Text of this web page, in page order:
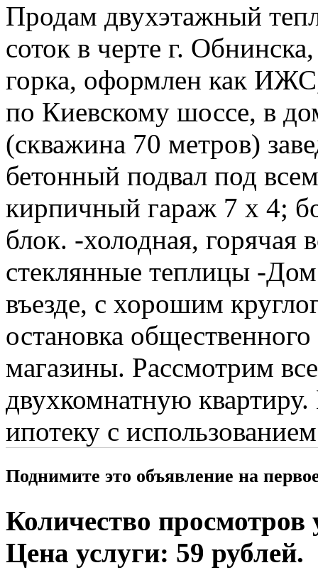
Продам двухэтажный
соток в черте г.
горка, оформлен как
по Киевскому шоссе, в
(скважина 70 метров)
бетонный подвал под
кирпичный гараж 7 х 4;
блок. -холодная, горячая
стеклянные теплицы -
въезде, с хорошим
остановка
магазины. Рассмотрим
двухкомнатную
ипотеку с
Поднимите это объявление на
Количество просмотров
Цена услуги: 59 рублей.